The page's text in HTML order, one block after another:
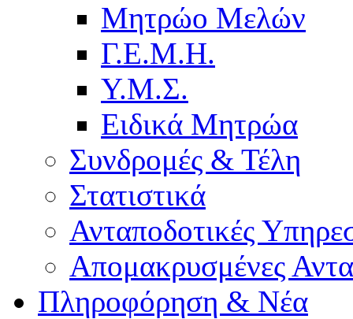
Μητρώο Μελών
Γ.Ε.Μ.Η.
Υ.Μ.Σ.
Ειδικά Μητρώα
Συνδρομές & Τέλη
Στατιστικά
Ανταποδοτικές
Απομακρυσμένες
Πληροφόρηση & Νέα